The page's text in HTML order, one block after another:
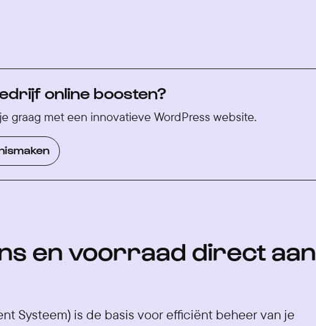
online boosten?
graag met een innovatieve WordPress website.
en voorraad direct aan
Systeem) is de basis voor efficiënt beheer van je